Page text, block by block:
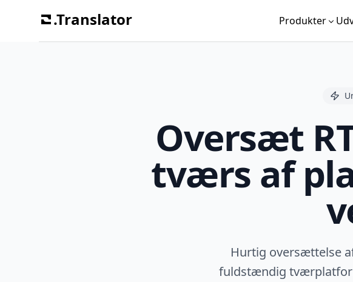
.Translator Produkter
Oversæt
tværs af
Hurtig oversættelse
fuldstændig